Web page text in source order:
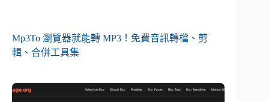
Mp3To 瀏覽器就能轉 MP3！免費音訊轉檔、剪
輯、合併工具集